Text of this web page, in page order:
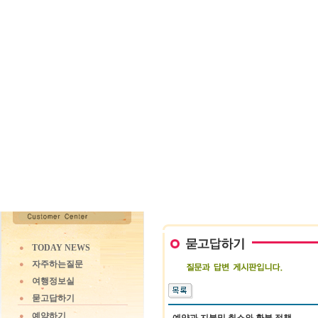
TODAY NEWS
자주하는질문
여행정보실
묻고답하기
예약하기